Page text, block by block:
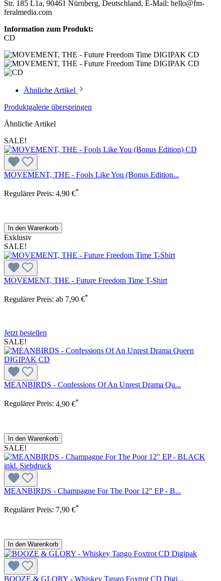
Str. 185 L1a, 90461 Nürnberg, Deutschland, E-Mail: hello@fm-
feralmedia.com
Information zum Produkt:
CD
Ähnliche Artikel
Produktgalerie überspringen
Ähnliche Artikel
SALE!
MOVEMENT, THE - Fools Like You (Bonus Edition...
Regulärer Preis: 4,90 €*
In den Warenkorb
Exklusiv
SALE!
MOVEMENT, THE - Future Freedom Time T-Shirt
Regulärer Preis: ab 7,90 €*
Jetzt bestellen
SALE!
MEANBIRDS - Confessions Of An Unrest Drama Qu...
Regulärer Preis: 4,90 €*
In den Warenkorb
SALE!
MEANBIRDS - Champagne For The Poor 12" EP - B...
Regulärer Preis: 7,90 €*
In den Warenkorb
BOOZE & GLORY - Whiskey Tango Foxtrot CD Digi...